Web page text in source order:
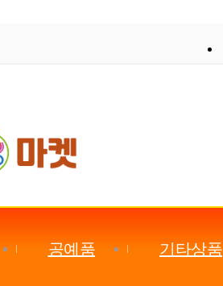
공예품 기타상품